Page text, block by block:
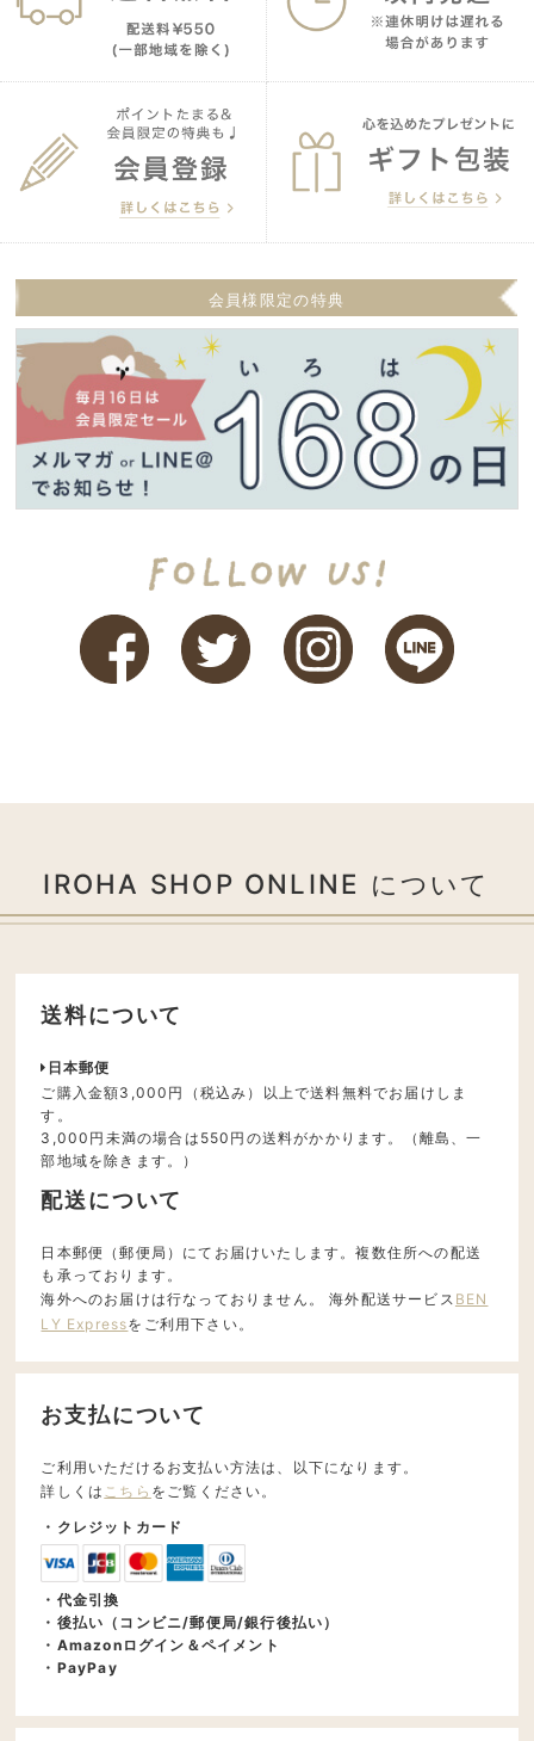
会員様限定の特典
IROHA SHOP ONLINE について
送料について
日本郵便
ご購入金額3,000円（税込み）以上で送料無料でお届けしま
す。
3,000円未満の場合は550円の送料がかかります。（離島、一
部地域を除きます。）
配送について
日本郵便（郵便局）にてお届けいたします。複数住所への配送
も承っております。
海外へのお届けは行なっておりません。 海外配送サービス BEN
LY Expressをご利用下さい。
お支払について
ご利用いただけるお支払い方法は、以下になります。
詳しくは こちら をご覧ください。
・クレジットカード
・代金引換
・後払い（コンビニ/郵便局/銀行後払い）
・Amazonログイン＆ペイメント
・PayPay